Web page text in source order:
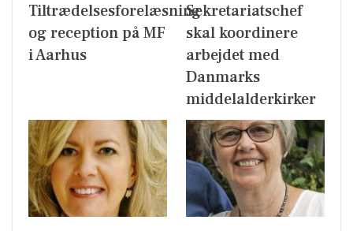
Tiltrædelsesforelæsning
og reception på MF
i Aarhus
Sekretariatschef
skal koordinere
arbejdet med
Danmarks
middelalderkirker